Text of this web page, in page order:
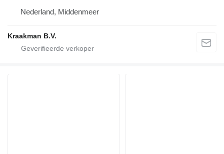
Nederland, Middenmeer
Kraakman B.V.